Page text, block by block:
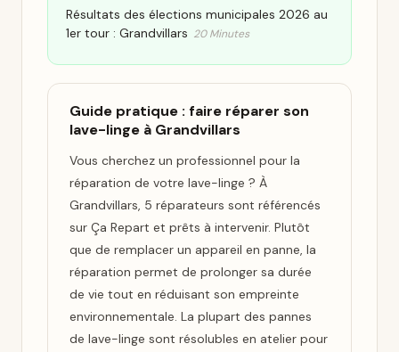
Résultats des élections municipales 2026 au
1er tour : Grandvillars 20 Minutes
Guide pratique : faire réparer son
lave-linge à Grandvillars
Vous cherchez un professionnel pour la
réparation de votre lave-linge ? À
Grandvillars, 5 réparateurs sont référencés
sur Ça Repart et prêts à intervenir. Plutôt
que de remplacer un appareil en panne, la
réparation permet de prolonger sa durée
de vie tout en réduisant son empreinte
environnementale. La plupart des pannes
de lave-linge sont résolubles en atelier pour